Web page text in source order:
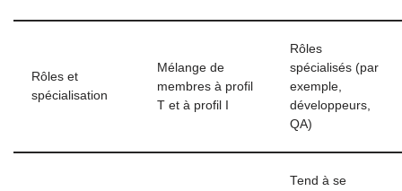
Rôles et
spécialisation
Mélange de
membres à profil
T et à profil I
Rôles
spécialisés (par
exemple,
développeurs,
QA)
Tend à se